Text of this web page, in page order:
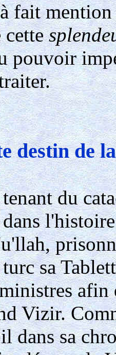
fait mention
cette
pouvoir
destin de
du
sa
Vizir.
dans sa